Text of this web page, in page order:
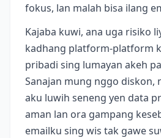
fokus, lan malah bisa ilang
Kajaba kuwi, ana uga risiko
kadhang platform-platform
pribadi sing lumayan akeh
Sanajan mung nggo diskon,
aku luwih seneng yen data
aman lan ora gampang
emailku sing wis tak gawe